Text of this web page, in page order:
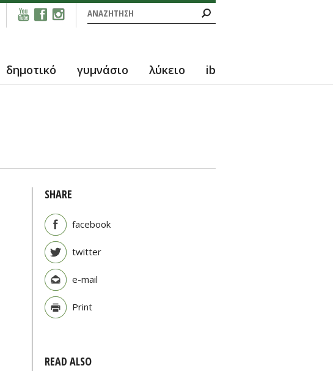
Φόρμα αναζήτησης
Αναζήτηση
δημοτικό γυμνάσιο λύκειο ib
SHARE
facebook
twitter
e-mail
Print
READ ALSO